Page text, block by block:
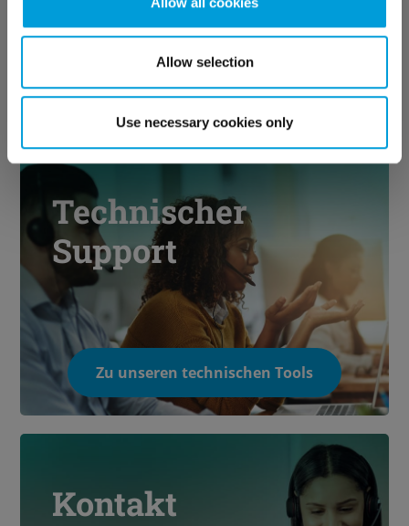
Allow selection
Use necessary cookies only
Technischer
Support
Zu unseren technischen Tools
Kontakt